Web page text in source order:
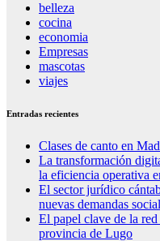
belleza
cocina
economia
Empresas
mascotas
viajes
Entradas recientes
Clases de canto en
La transformación
la eficiencia operativa
El sector jurídico
nuevas demandas
El papel clave de la
provincia de Lugo